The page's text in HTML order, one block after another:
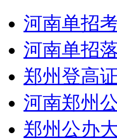
河南单招
河南单招
郑州登高
河南郑州
郑州公办